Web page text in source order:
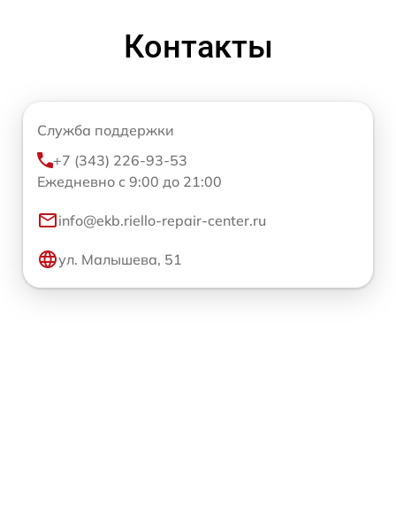
Контакты
Служба поддержки
+7 (343) 226-93-53
Ежедневно с 9:00 до 21:00
info@ekb.riello-repair-center.ru
ул. Малышева, 51